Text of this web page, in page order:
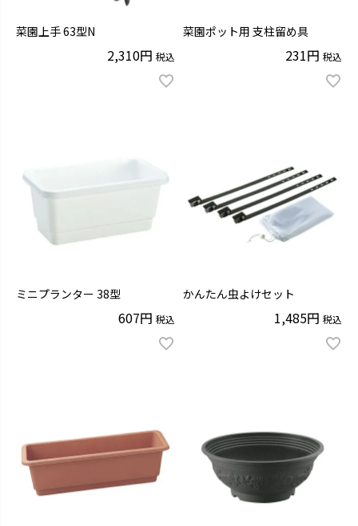
菜園上手 63型N
2,310 税込
菜園ポット用 支柱留め具
231 税込
ミニプランター 38型
607 税込
かんたん虫よけセット
1,485 税込